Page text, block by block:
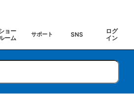
ョー
ーム
サポート SNS
ログ
イン